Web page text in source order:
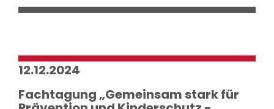
12.12.2024
Fachtagung „Gemeinsam stark für